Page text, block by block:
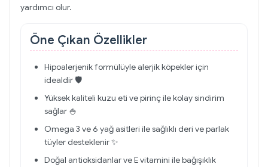
yardımcı olur.
Öne Çıkan Özellikler
Hipoalerjenik formülüyle alerjik köpekler için
idealdir 🛡️
Yüksek kaliteli kuzu eti ve pirinç ile kolay sindirim
sağlar 🍚
Omega 3 ve 6 yağ asitleri ile sağlıklı deri ve parlak
tüyler desteklenir ✨
Doğal antioksidanlar ve E vitamini ile bağışıklık